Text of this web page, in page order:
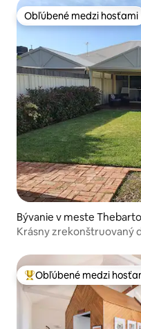
Obľúbené medzi hosťami
Obľúbené medzi hosťami
Bývanie v meste
Krásny zrekonštruovaný
Najobľúbenejšie medzi
Obľúbené medzi